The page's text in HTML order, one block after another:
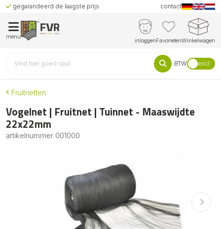
gegarandeerd de laagste prijs contact
menu
inloggenFavorietenWinkelwagen
BTW excl.
Fruitnetten
Vogelnet | Fruitnet | Tuinnet - Maaswijdte
22x22mm
artikelnummer 001000